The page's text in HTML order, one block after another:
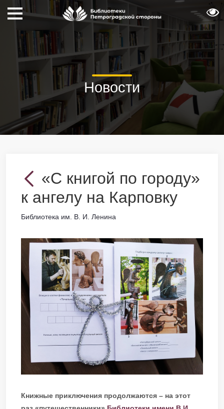
Новости
«С книгой по городу»
к ангелу на Карповку
Библиотека им. В. И. Ленина
Книжные приключения продолжаются – на этот